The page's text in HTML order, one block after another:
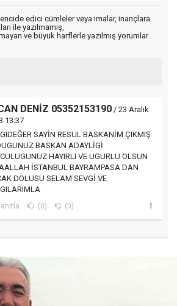
edici cümleler veya imalar, inançlara
ile yazılmamış,
ve büyük harflerle yazılmış yorumlar
DENİZ 05352153190 / 23 Aralık
13:37
SAYİN RESUL BASKANİM ÇIKMIŞ
BASKAN ADAYLİGİ
HAYIRLI VE UGURLU OLSUN
İSTANBUL BAYRAMPASA DAN
DOLUSU SELAM SEVGİ VE
(0) (0)